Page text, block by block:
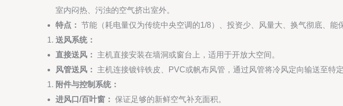
室内闷热、污浊的空气挤出室外。
特点： 节能（耗电量仅为传统中央空调的1/8）、投资少、风量大、换气彻底、能
送风系统：
直接送风：
主机直接安装在墙洞或窗台上，适用于开放大空间。
风管送风：
主机连接镀锌铁皮、PVC或帆布风管，通过风管将冷风定向输送至特
附件与控制系统：
进风口/百叶窗： 保证足够的新鲜空气补充面积。